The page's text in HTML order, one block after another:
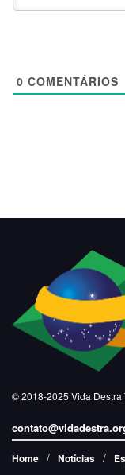
0 COMENTÁRIOS
© 2018-2025 Vida Destra
Home Notícias